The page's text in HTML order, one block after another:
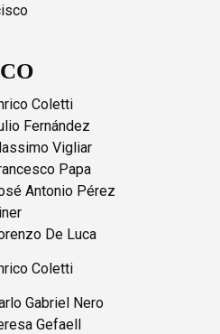
Coletti
Fernández
Vigliar
Papa
Antonio Pérez
De Luca
Coletti
Gabriel Nero
Gefaell